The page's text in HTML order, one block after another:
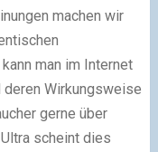
machen wir
man im Internet
Wirkungsweise
gerne über
scheint dies